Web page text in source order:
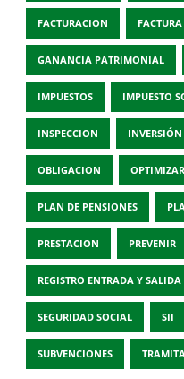
FACTURACION
GANANCIA PATRIMONIAL
IMPUESTOS IMPUESTO
INSPECCION INVERSIÓN
OBLIGACION OPTIMIZAR
PLAN DE PENSIONES
PRESTACION PREVENIR
REGISTRO ENTRADA Y SALIDA
SEGURIDAD SOCIAL SII
SUBVENCIONES